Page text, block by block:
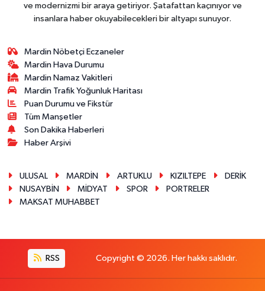
ve modernizmi bir araya getiriyor. Şatafattan kaçınıyor ve
insanlara haber okuyabilecekleri bir altyapı sunuyor.
Mardin Nöbetçi Eczaneler
Mardin Hava Durumu
Mardin Namaz Vakitleri
Mardin Trafik Yoğunluk Haritası
Puan Durumu ve Fikstür
Tüm Manşetler
Son Dakika Haberleri
Haber Arşivi
ULUSAL MARDİN ARTUKLU KIZILTEPE
DERİK
NUSAYBİN
MİDYAT SPOR
PORTRELER
MAKSAT MUHABBET
RSS Copyright © 2026. Her hakkı saklıdır.